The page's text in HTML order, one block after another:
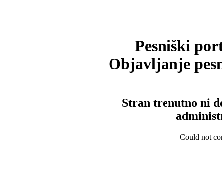
Pesniški
Objavljanje
Stran trenutno ni
Could not